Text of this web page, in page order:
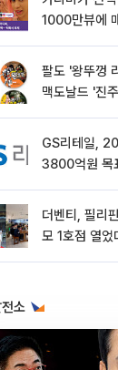
1000만뷰에
팔도 '왕뚜껑
맥도날드 '진
GS리테일,
3800억원 목
더벤티, 필리
모 1호점 열었
소